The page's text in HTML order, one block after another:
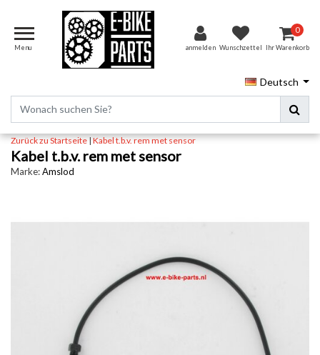
Menu anmelden Wunschzettel
0
Ihr Warenkorb
Deutsch
Zurück zu Startseite|Kabel t.b.v. rem met sensor
Kabel t.b.v. rem met sensor
Marke:Amslod